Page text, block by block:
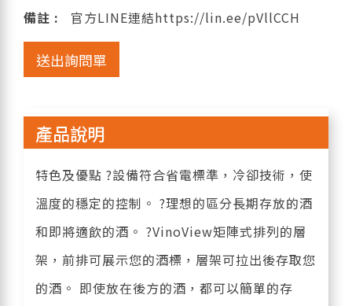
備註 :
官方LINE連結https://lin.ee/pVllCCH
送出詢問單
產品說明
特色及優點 ?設備符合省電標準，冷卻技術，使
溫度的穩定的控制。 ?理想的區分長期存放的酒
和即將適飲的酒。 ?VinoView矩陣式排列的層
架，前排可展示您的酒標，層架可拉出後存取您
的酒。 即使放在後方的酒，都可以簡單的存